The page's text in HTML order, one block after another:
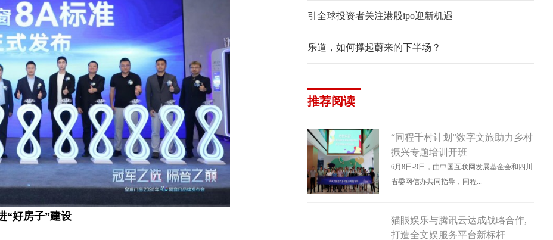
“好房子”建设
引全球投资者关注港股ipo迎新机遇
乐道，如何撑起蔚来的下半场？
推荐阅读
“同程千村计划”数字文旅助力乡村
振兴专题培训开班
6月8日-9日，由中国互联网发展基金会和四川
省委网信办共同指导，同程...
猫眼娱乐与腾讯云达成战略合作,
打造全文娱服务平台新标杆